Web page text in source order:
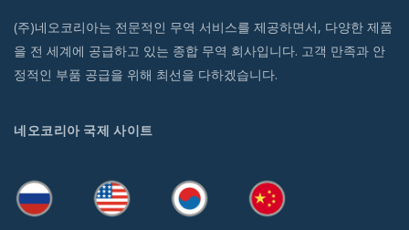
(주)네오코리아는 전문적인 무역 서비스를 제공하면서, 다양한 제품
을 전 세계에 공급하고 있는 종합 무역 회사입니다. 고객 만족과 안
정적인 부품 공급을 위해 최선을 다하겠습니다.
네오코리아 국제 사이트